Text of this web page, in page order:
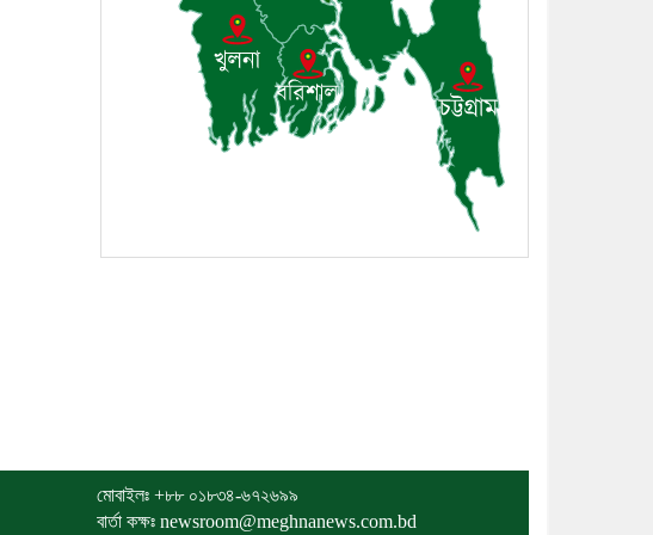
মোবাইলঃ +৮৮ ০১৮৩৪-৬৭২৬৯৯
বার্তা কক্ষঃ newsroom@meghnanews.com.bd